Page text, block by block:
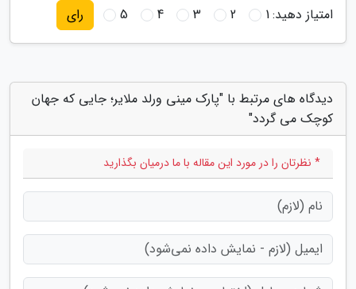
امتیاز دهید:1
2
3
4
5 رای
دیدگاه های مرتبط با "پارک مینی ورلد ملایر؛ جایی که جهان
کوچک می گردد"
* نظرتان را در مورد این مقاله با ما درمیان بگذارید